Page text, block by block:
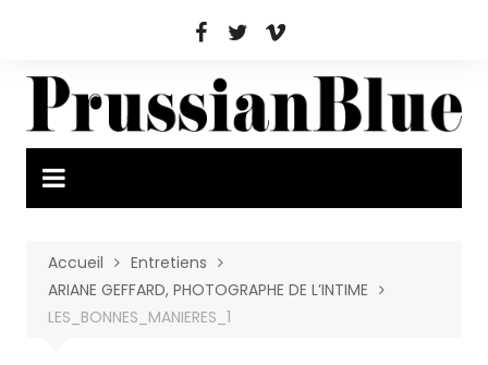
Accueil
Entretiens
ARIANE GEFFARD, PHOTOGRAPHE DE L’INTIME
LES_BONNES_MANIERES_1